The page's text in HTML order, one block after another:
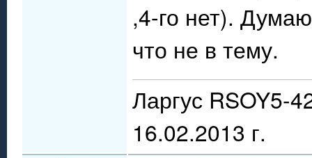
,4-го нет).
что не в тему.
Ларгус RSOY5-
16.02.2013 г.